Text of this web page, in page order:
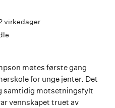
virkedager
møtes første gang
for unge jenter. Det
samtidig motsetningsfylt
vennskapet truet av